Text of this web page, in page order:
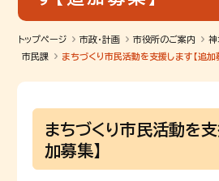
トップページ 市政・計画 市役所のご案内 神
市民課
まちづくり市民活動を支援します【追加
まちづくり市民活動を支
加募集】